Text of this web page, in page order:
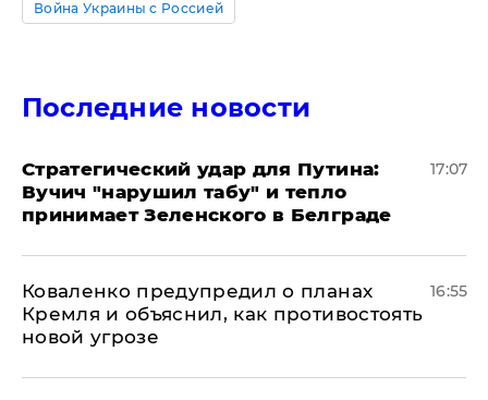
Война Украины с Россией
Последние новости
Стратегический удар для Путина:
Вучич "нарушил табу" и тепло
принимает Зеленского в Белграде
17:07
Коваленко предупредил о планах
Кремля и объяснил, как противостоять
новой угрозе
16:55